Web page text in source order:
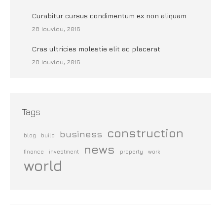
Curabitur cursus condimentum ex non aliquam
28 Ιουνίου, 2016
Cras ultricies molestie elit ac placerat
28 Ιουνίου, 2016
Tags
blog build business construction
finance investment news property work
world